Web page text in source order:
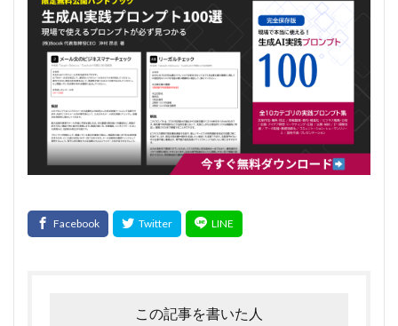
この記事を書いた人